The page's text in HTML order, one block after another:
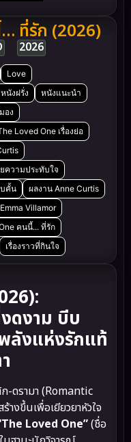
ที่รัก (2026)
2026
Love
หนังฝรั่ง
หนังแนะนำ
อง
Loved One เรื่องย่อ
ความประทับใจ
คั้น
ผลงาน Anne Curtis
Villamor
คนนี้... ที่รัก
เรื่องราวที่กินใจ
ดงาม บีบ
ลังแห่งรักแท้
-ดรามา (Romantic
งขึ้นเพื่อเยียวยาหัวใจ
Loved One”(ชื่อ